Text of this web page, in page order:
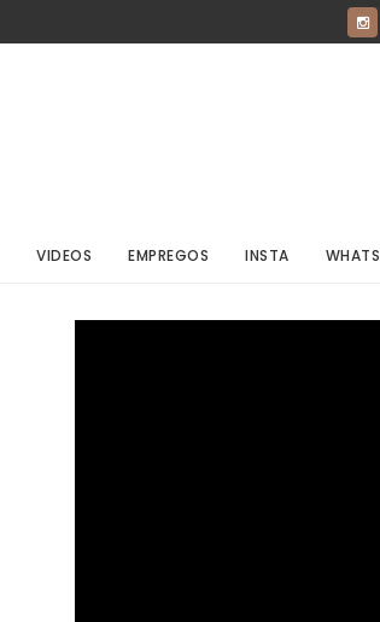
VIDEOS EMPREGOS INSTA WHATS